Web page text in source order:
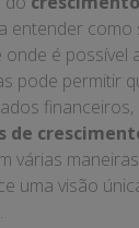
entender como
onde é possível
pode permitir
de
várias
uma visão